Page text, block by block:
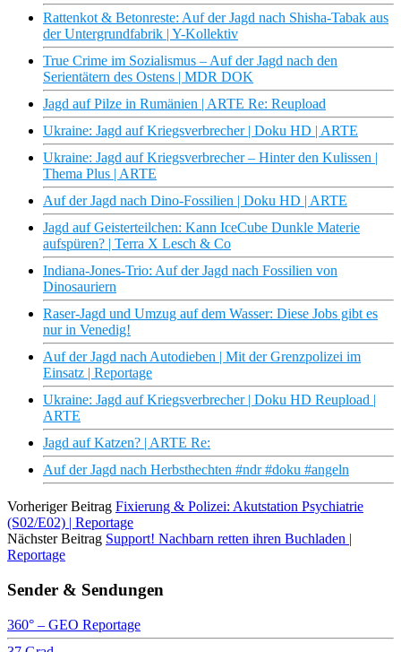
Rattenkot & Betonreste: Auf der Jagd nach Shisha-Tabak aus
der Untergrundfabrik | Y-Kollektiv
True Crime im Sozialismus – Auf der Jagd nach den
Serientätern des Ostens | MDR DOK
Jagd auf Pilze in Rumänien | ARTE Re: Reupload
Ukraine: Jagd auf Kriegsverbrecher | Doku HD | ARTE
Ukraine: Jagd auf Kriegsverbrecher – Hinter den Kulissen |
Thema Plus | ARTE
Auf der Jagd nach Dino-Fossilien | Doku HD | ARTE
Jagd auf Geisterteilchen: Kann IceCube Dunkle Materie
aufspüren? | Terra X Lesch & Co
Indiana-Jones-Trio: Auf der Jagd nach Fossilien von
Dinosauriern
Raser-Jagd und Umzug auf dem Wasser: Diese Jobs gibt es
nur in Venedig!
Auf der Jagd nach Autodieben | Mit der Grenzpolizei im
Einsatz | Reportage
Ukraine: Jagd auf Kriegsverbrecher | Doku HD Reupload |
ARTE
Jagd auf Katzen? | ARTE Re:
Auf der Jagd nach Herbsthechten #ndr #doku #angeln
Vorheriger Beitrag Fixierung & Polizei: Akutstation Psychiatrie
(S02/E02) | Reportage
Nächster Beitrag Support! Nachbarn retten ihren Buchladen |
Reportage
Sender & Sendungen
360° – GEO Reportage